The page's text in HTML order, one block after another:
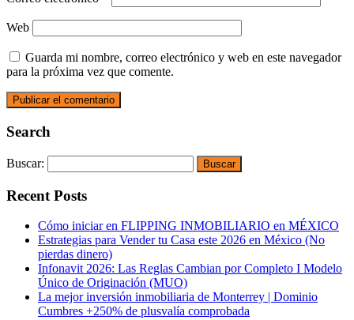
Web
Guarda mi nombre, correo electrónico y web en este navegador
para la próxima vez que comente.
Search
Buscar:
Recent Posts
Cómo iniciar en FLIPPING INMOBILIARIO en MÉXICO
Estrategias para Vender tu Casa este 2026 en México (No
pierdas dinero)
Infonavit 2026: Las Reglas Cambian por Completo I Modelo
Único de Originación (MUO)
La mejor inversión inmobiliaria de Monterrey | Dominio
Cumbres +250% de plusvalía comprobada